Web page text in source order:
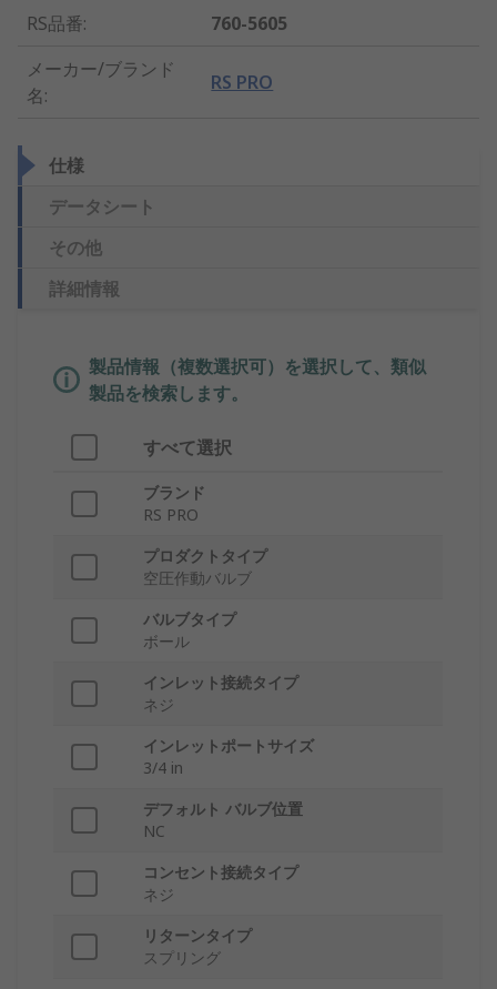
RS品番:
760-5605
メーカー/ブランド
名:
RS PRO
仕様
データシート
その他
詳細情報
製品情報（複数選択可）を選択して、類似
製品を検索します。
すべて選択
ブランド
RS PRO
プロダクトタイプ
空圧作動バルブ
バルブタイプ
ボール
インレット接続タイプ
ネジ
インレットポートサイズ
3/4 in
デフォルト バルブ位置
NC
コンセント接続タイプ
ネジ
リターンタイプ
スプリング